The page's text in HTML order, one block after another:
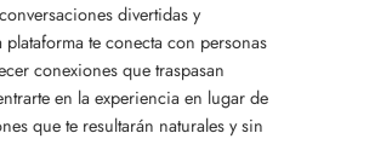
divertidas y
te conecta con personas
conexiones que traspasan
en la experiencia en lugar de
que te resultarán naturales y sin